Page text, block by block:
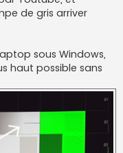
de gris arriver
sous Windows,
haut possible sans